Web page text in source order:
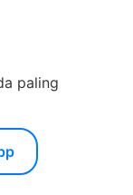
paling